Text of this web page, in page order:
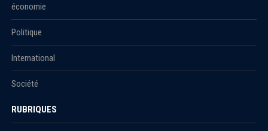
économie
Politique
International
Société
RUBRIQUES